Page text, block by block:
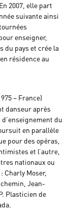
2007, elle part
suivante ainsi
enseigner,
du pays et crée la
résidence au
– France)
danseur après
du
en parallèle
pour des opéras,
et l’autre,
nationaux ou
Charly Moser,
Jean-
Plasticien de